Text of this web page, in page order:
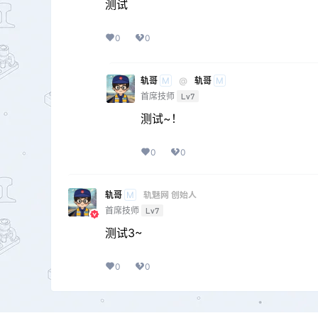
测试
0 0
轨哥 M @ 轨哥 M
首席技师 Lv7
测试~！
0 0
轨哥 M
轨魅网 创始人
首席技师 Lv7
测试3~
0 0